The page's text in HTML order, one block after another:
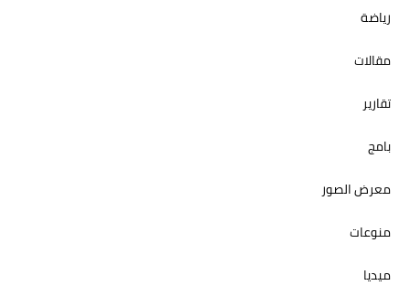
رياضة
مقالات
تقارير
بامج
معرض الصور
منوعات
ميديا